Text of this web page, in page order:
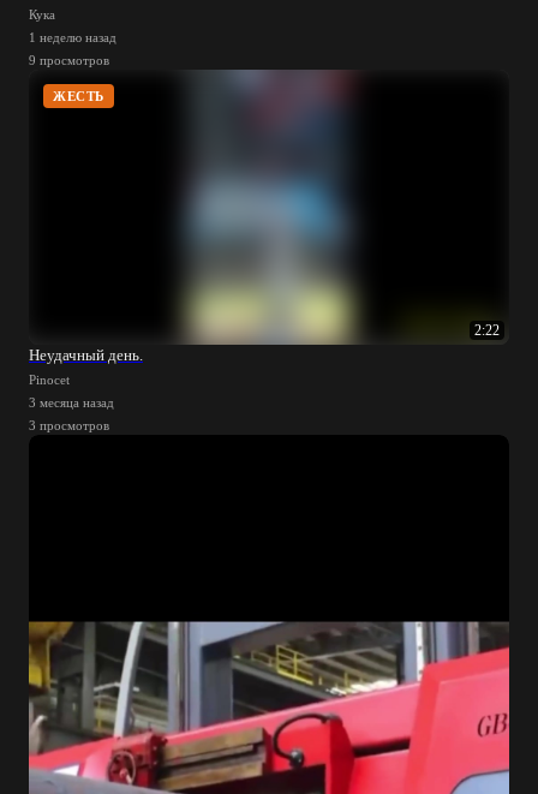
Кука
1 неделю назад
9 просмотров
ЖЕСТЬ
2:22
Неудачный день.
Pinocet
3 месяца назад
3 просмотров